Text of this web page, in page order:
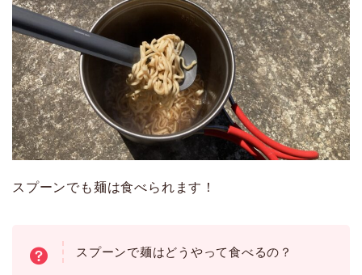
スプーンでも麺は食べられます！
スプーンで麺はどうやって食べるの？